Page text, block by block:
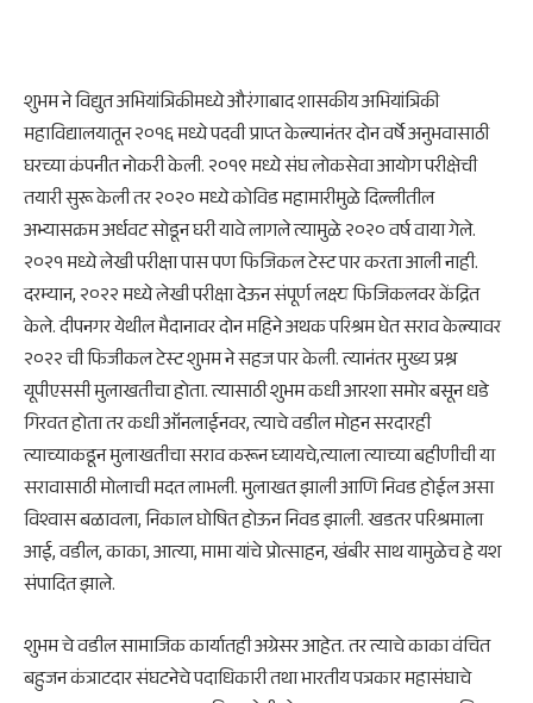
शुभम ने विद्युत अभियांत्रिकीमध्ये औरंगाबाद शासकीय अभियांत्रिकी
महाविद्यालयातून २०१६ मध्ये पदवी प्राप्त केल्यानंतर दोन वर्षे अनुभवासाठी
घरच्या कंपनीत नोकरी केली. २०१९ मध्ये संघ लोकसेवा आयोग परीक्षेची
तयारी सुरू केली तर २०२० मध्ये कोविड महामारीमुळे दिल्लीतील
अभ्यासक्रम अर्धवट सोडून घरी यावे लागले त्यामुळे २०२० वर्ष वाया गेले.
२०२१ मध्ये लेखी परीक्षा पास पण फिजिकल टेस्ट पार करता आली नाही.
दरम्यान, २०२२ मध्ये लेखी परीक्षा देऊन संपूर्ण लक्ष्य फिजिकलवर केंद्रित
केले. दीपनगर येथील मैदानावर दोन महिने अथक परिश्रम घेत सराव केल्यावर
२०२२ ची फिजीकल टेस्ट शुभम ने सहज पार केली. त्यानंतर मुख्य प्रश्न
यूपीएससी मुलाखतीचा होता. त्यासाठी शुभम कधी आरशा समोर बसून धडे
गिरवत होता तर कधी ऑनलाईनवर, त्याचे वडील मोहन सरदारही
त्याच्याकडून मुलाखतीचा सराव करून घ्यायचे,त्याला त्याच्या बहीणीची या
सरावासाठी मोलाची मदत लाभली. मुलाखत झाली आणि निवड होईल असा
विश्वास बळावला, निकाल घोषित होऊन निवड झाली. खडतर परिश्रमाला
आई, वडील, काका, आत्या, मामा यांचे प्रोत्साहन, खंबीर साथ यामुळेच हे यश
संपादित झाले.
शुभम चे वडील सामाजिक कार्यातही अग्रेसर आहेत. तर त्याचे काका वंचित
बहुजन कंत्राटदार संघटनेचे पदाधिकारी तथा भारतीय पत्रकार महासंघाचे